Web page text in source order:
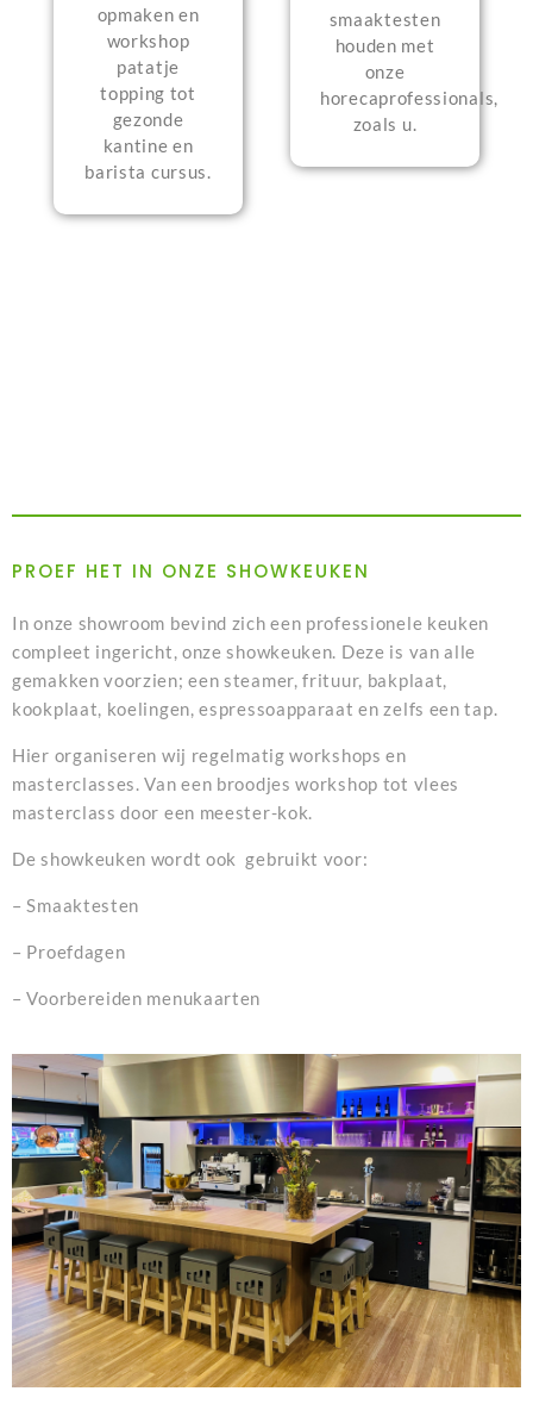
opmaken en
workshop
patatje
topping tot
gezonde
kantine en
barista cursus.
smaaktesten
houden met
onze
horecaprofessionals,
zoals u.
PROEF HET IN ONZE SHOWKEUKEN
In onze showroom bevind zich een professionele keuken
compleet ingericht, onze showkeuken. Deze is van alle
gemakken voorzien; een steamer, frituur, bakplaat,
kookplaat, koelingen, espressoapparaat en zelfs een tap.
Hier organiseren wij regelmatig workshops en
masterclasses. Van een broodjes workshop tot vlees
masterclass door een meester-kok.
De showkeuken wordt ook gebruikt voor:
– Smaaktesten
– Proefdagen
– Voorbereiden menukaarten